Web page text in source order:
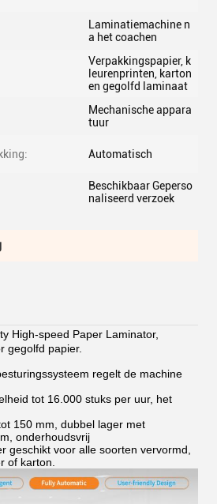
Laminatiemachine n
a het coachen
Verpakkingspapier, k
leurenprinten, karton
en gegolfd laminaat
Mechanische appara
tuur
Automatisch
Beschikbaar Geperso
naliseerd verzoek
High-speed Paper Laminator,
gegolfd papier.
regelt de machine
tot 16.000 stuks per uur, het
150 mm, dubbel lager met
onderhoudsvrij
geschikt voor alle soorten vervormd,
of karton.